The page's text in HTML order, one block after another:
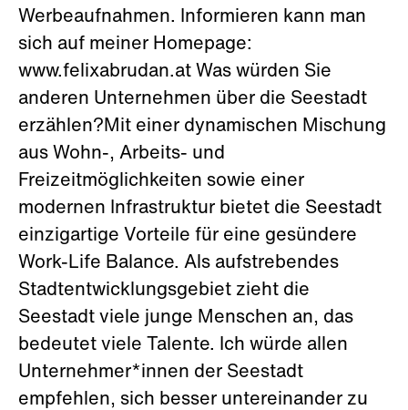
Werbeaufnahmen. Informieren kann man
sich auf meiner Homepage:
www.felixabrudan.at Was würden Sie
anderen Unternehmen über die Seestadt
erzählen?Mit einer dynamischen Mischung
aus Wohn-, Arbeits- und
Freizeitmöglichkeiten sowie einer
modernen Infrastruktur bietet die Seestadt
einzigartige Vorteile für eine gesündere
Work-Life Balance. Als aufstrebendes
Stadtentwicklungsgebiet zieht die
Seestadt viele junge Menschen an, das
bedeutet viele Talente. Ich würde allen
Unternehmer*innen der Seestadt
empfehlen, sich besser untereinander zu